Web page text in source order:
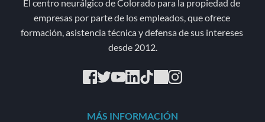
El centro neurálgico de Colorado para la propiedad de
empresas por parte de los empleados, que ofrece
formación, asistencia técnica y defensa de sus intereses
desde 2012.
MÁS INFORMACIÓN